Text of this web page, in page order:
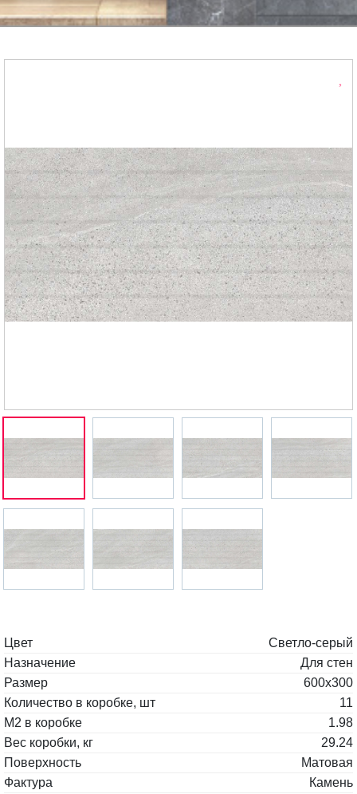
Цвет
Светло-серый
Назначение
Для стен
Размер
600x300
Количество в коробке, шт
11
М2 в коробке
1.98
Вес коробки, кг
29.24
Поверхность
Матовая
Фактура
Камень